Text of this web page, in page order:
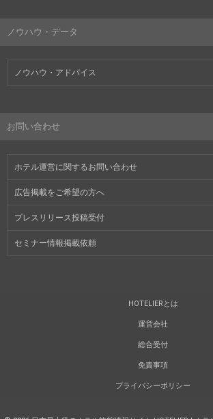
ノウハウ・データ
ノウハウ・アドバイス
お問い合わせ
ホテル運営に関するお問い合わせ
広告掲載をご希望の方へ
プレスリリース投稿受付
セミナー情報掲載依頼
HOTELIERとは
運営会社
総合受付
免責事項
プライバシーポリシー